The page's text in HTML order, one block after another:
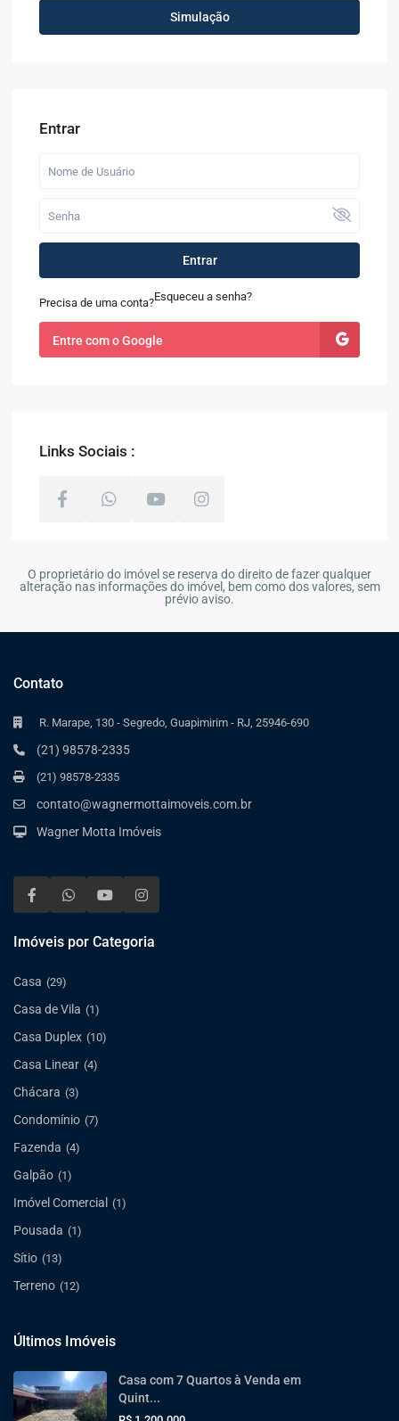
Simulação
Entrar
Entrar
Precisa de uma conta?Esqueceu a senha?
Entre com o Google
Links Sociais :
O proprietário do imóvel se reserva do direito de fazer qualquer
alteração nas informações do imóvel, bem como dos valores, sem
prévio aviso.
Contato
R. Marape, 130 - Segredo, Guapimirim - RJ, 25946-690
(21) 98578-2335
(21) 98578-2335
contato@wagnermottaimoveis.com.br
Wagner Motta Imóveis
Imóveis por Categoria
Casa (29)
Casa de Vila (1)
Casa Duplex (10)
Casa Linear (4)
Chácara (3)
Condomínio (7)
Fazenda (4)
Galpão (1)
Imóvel Comercial (1)
Pousada (1)
Sítio (13)
Terreno (12)
Últimos Imóveis
Casa com 7 Quartos à Venda em
Quint...